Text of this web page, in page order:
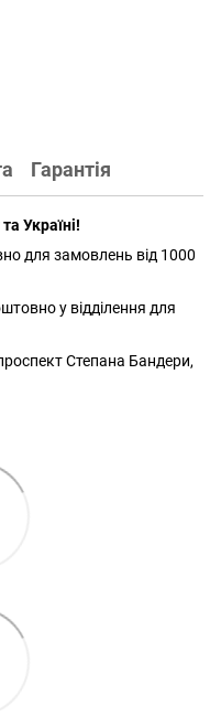
Гарантія
Україні!
для замовлень від 1000
у відділення для
Степана Бандери,